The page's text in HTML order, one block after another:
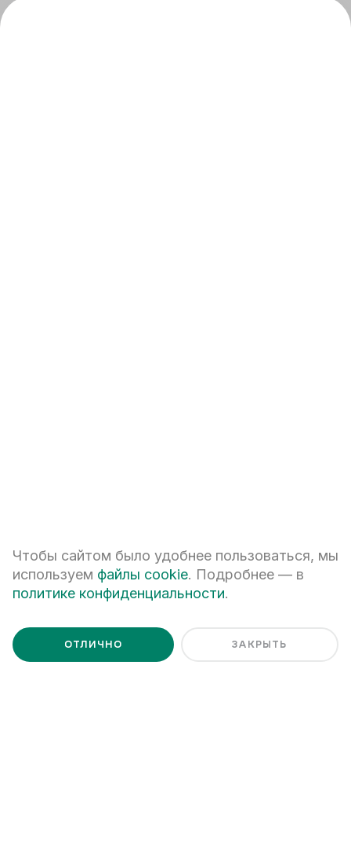
Чтобы сайтом было удобнее пользоваться, мы
используем файлы cookie. Подробнее — в
политике конфиденциальности.
ОТЛИЧНО ЗАКРЫТЬ